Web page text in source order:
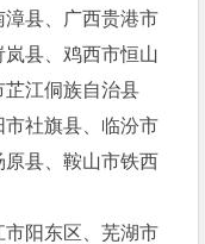
县、广西贵港市
县、鸡西市恒山
芷江侗族自治县
社旗县、临汾市
原县、鞍山市铁西
阳东区、芜湖市